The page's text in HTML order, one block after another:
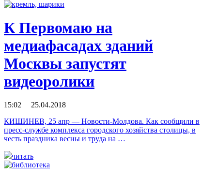
К Первомаю на
медиафасадах зданий
Москвы запустят
видеоролики
15:02 25.04.2018
КИШИНЕВ, 25 апр — Новости-Молдова. Как сообщили в
пресс-службе комплекса городского хозяйства столицы, в
честь праздника весны и труда на …
читать